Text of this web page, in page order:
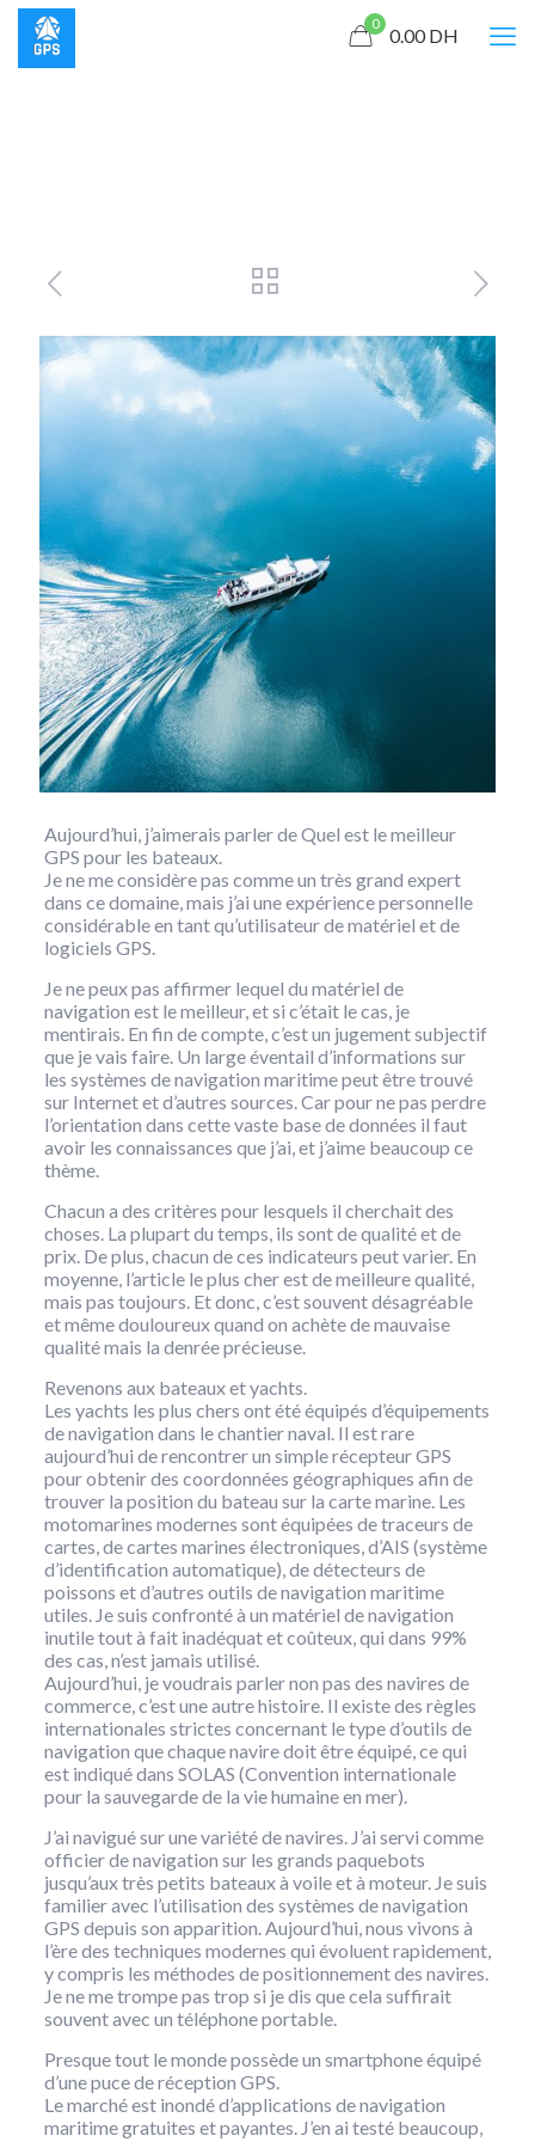
0
0.00DH
Aujourd’hui, j’aimerais parler de Quel est le meilleur
GPS pour les bateaux.
Je ne me considère pas comme un très grand expert
dans ce domaine, mais j’ai une expérience personnelle
considérable en tant qu’utilisateur de matériel et de
logiciels GPS.
Je ne peux pas affirmer lequel du matériel de
navigation est le meilleur, et si c’était le cas, je
mentirais. En fin de compte, c’est un jugement subjectif
que je vais faire. Un large éventail d’informations sur
les systèmes de navigation maritime peut être trouvé
sur Internet et d’autres sources. Car pour ne pas perdre
l’orientation dans cette vaste base de données il faut
avoir les connaissances que j’ai, et j’aime beaucoup ce
thème.
Chacun a des critères pour lesquels il cherchait des
choses. La plupart du temps, ils sont de qualité et de
prix. De plus, chacun de ces indicateurs peut varier. En
moyenne, l’article le plus cher est de meilleure qualité,
mais pas toujours. Et donc, c’est souvent désagréable
et même douloureux quand on achète de mauvaise
qualité mais la denrée précieuse.
Revenons aux bateaux et yachts.
Les yachts les plus chers ont été équipés d’équipements
de navigation dans le chantier naval. Il est rare
aujourd’hui de rencontrer un simple récepteur GPS
pour obtenir des coordonnées géographiques afin de
trouver la position du bateau sur la carte marine. Les
motomarines modernes sont équipées de traceurs de
cartes, de cartes marines électroniques, d’AIS (système
d’identification automatique), de détecteurs de
poissons et d’autres outils de navigation maritime
utiles. Je suis confronté à un matériel de navigation
inutile tout à fait inadéquat et coûteux, qui dans 99%
des cas, n’est jamais utilisé.
Aujourd’hui, je voudrais parler non pas des navires de
commerce, c’est une autre histoire. Il existe des règles
internationales strictes concernant le type d’outils de
navigation que chaque navire doit être équipé, ce qui
est indiqué dans SOLAS (Convention internationale
pour la sauvegarde de la vie humaine en mer).
J’ai navigué sur une variété de navires. J’ai servi comme
officier de navigation sur les grands paquebots
jusqu’aux très petits bateaux à voile et à moteur. Je suis
familier avec l’utilisation des systèmes de navigation
GPS depuis son apparition. Aujourd’hui, nous vivons à
l’ère des techniques modernes qui évoluent rapidement,
y compris les méthodes de positionnement des navires.
Je ne me trompe pas trop si je dis que cela suffirait
souvent avec un téléphone portable.
Presque tout le monde possède un smartphone équipé
d’une puce de réception GPS.
Le marché est inondé d’applications de navigation
maritime gratuites et payantes. J’en ai testé beaucoup,